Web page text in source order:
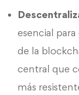
esencial
de la
central que
más